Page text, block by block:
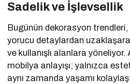
Sadelik ve İşlevsellik
Bugünün dekorasyon
yorucu detaylardan
ve kullanışlı alanlara yöneliyor.
mobilya anlayışı; yalnızca
aynı zamanda yaşamı